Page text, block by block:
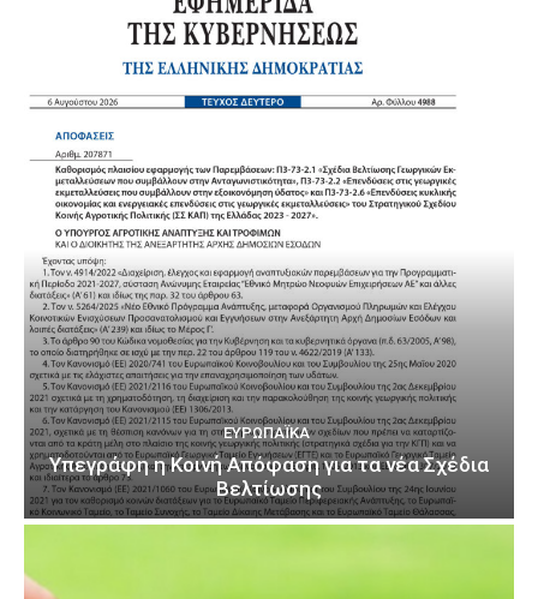
ΕΥΡΩΠΑΪΚΆ
Υπεγράφη η Κοινή Απόφαση για τα νέα Σχέδια
Βελτίωσης